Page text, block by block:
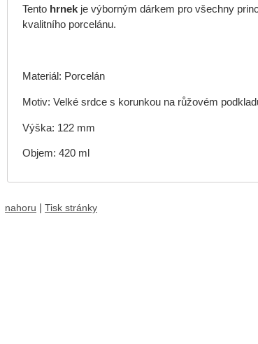
Tento hrnekje výborným dárkem pro všechny
kvalitního porcelánu.
Materiál: Porcelán
Motiv: Velké srdce s korunkou na růžovém
Výška: 122 mm
Objem: 420 ml
nahoru Tisk stránky